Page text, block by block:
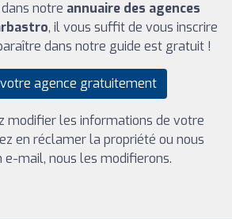
notre annuaire des agences
, il vous suffit de vous inscrire
dans notre guide est gratuit !
agence gratuitement
modifier les informations de votre
en réclamer la propriété ou nous
e-mail, nous les modifierons.